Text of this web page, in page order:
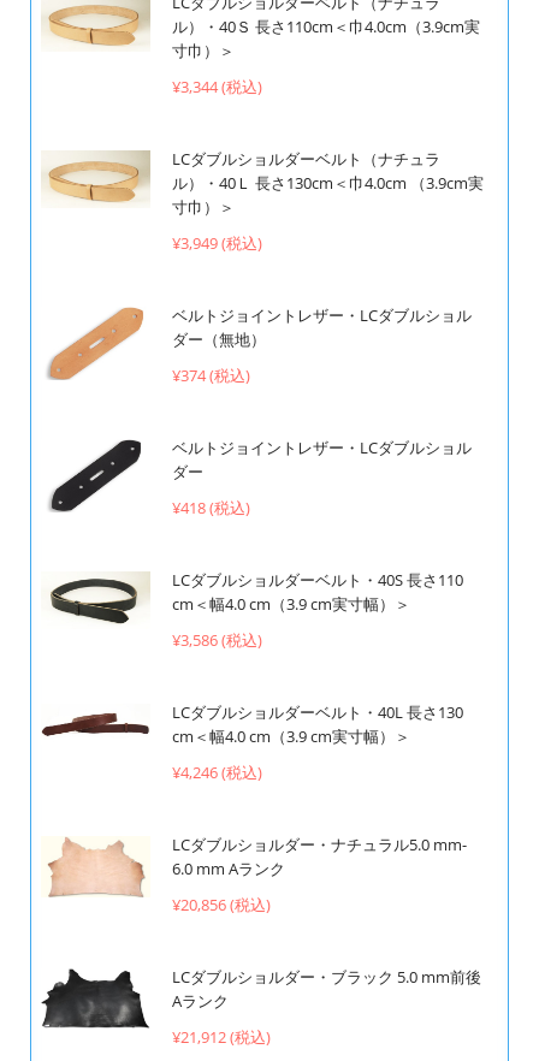
ル）・40Ｓ 長さ110cm＜巾4.0cm（3.9cm実
寸巾）＞
¥3,344 (税込)
LCダブルショルダーベルト（ナチュラ
ル）・40Ｌ 長さ130cm＜巾4.0cm （3.9cm実
寸巾）＞
¥3,949 (税込)
ベルトジョイントレザー・LCダブルショル
ダー（無地）
¥374 (税込)
ベルトジョイントレザー・LCダブルショル
ダー
¥418 (税込)
LCダブルショルダーベルト・40S 長さ110
cm＜幅4.0 cm（3.9 cm実寸幅）＞
¥3,586 (税込)
LCダブルショルダーベルト・40L 長さ130
cm＜幅4.0 cm（3.9 cm実寸幅）＞
¥4,246 (税込)
LCダブルショルダー・ナチュラル5.0 mm-
6.0 mm Aランク
¥20,856 (税込)
LCダブルショルダー・ブラック 5.0 mm前後
Aランク
¥21,912 (税込)